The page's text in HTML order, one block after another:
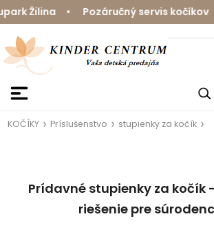
Žilina • Pozáručný servis
KOČÍKY Príslušenstvo stupienky za kočík
Prídavné stupienky za kočík
riešenie pre s